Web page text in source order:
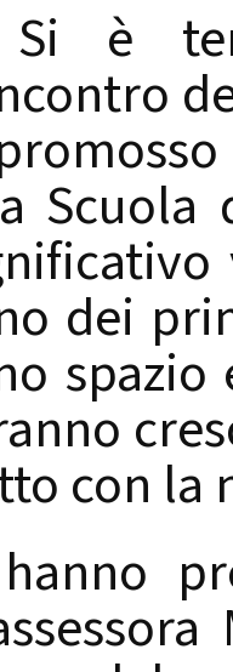
Si è
Scuola
dei
con la